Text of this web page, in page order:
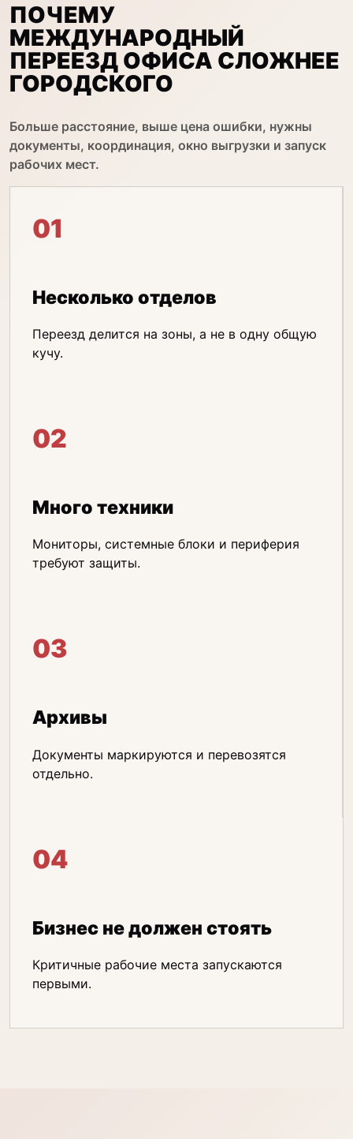
ПОЧЕМУ
МЕЖДУНАРОДНЫЙ
ПЕРЕЕЗД ОФИСА СЛОЖНЕЕ
ГОРОДСКОГО
Больше расстояние, выше цена ошибки, нужны
документы, координация, окно выгрузки и запуск
рабочих мест.
01
Несколько отделов
Переезд делится на зоны, а не в одну общую
кучу.
02
Много техники
Мониторы, системные блоки и периферия
требуют защиты.
03
Архивы
Документы маркируются и перевозятся
отдельно.
04
Бизнес не должен стоять
Критичные рабочие места запускаются
первыми.